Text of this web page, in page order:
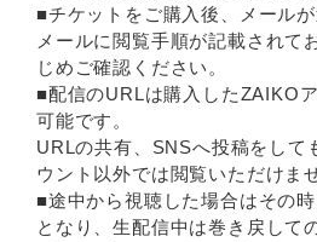
■チケットをご購入後、メールが
メールに閲覧手順が記載されて
じめご確認ください。
■配信のURLは購入したZAIKO
可能です。
URLの共有、SNSへ投稿をして
ウント以外では閲覧いただけま
■途中から視聴した場合はその
となり、生配信中は巻き戻して